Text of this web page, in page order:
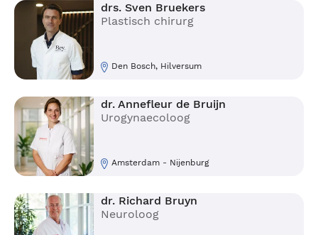
drs. Sven Bruekers
Plastisch chirurg
Den Bosch, Hilversum
dr. Annefleur de Bruijn
Urogynaecoloog
Amsterdam - Nijenburg
dr. Richard Bruyn
Neuroloog